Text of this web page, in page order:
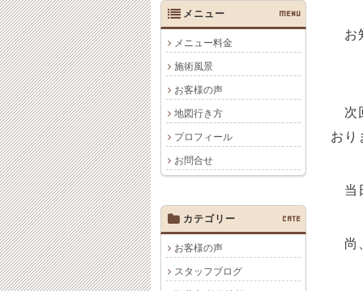
お
次
おり
当
尚
メニュー MENU
メニュー料金
施術風景
お客様の声
地図行き方
プロフィール
お問合せ
カテゴリー CATE
お客様の声
スタッフブログ